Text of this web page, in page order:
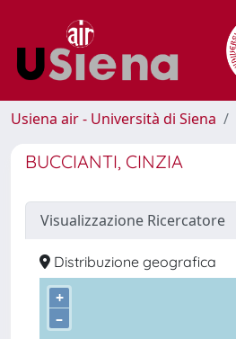
Usiena air - Università di Siena
BUCCIANTI, CINZIA
Visualizzazione Ricercatore
Distribuzione geografica
+
–